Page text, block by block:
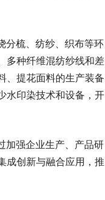
分梳、纺纱、织布等环
多种纤维混纺纱线和差
、提花面料的生产装备
水印染技术和设备，开
加强企业生产、产品研
成创新与融合应用，推